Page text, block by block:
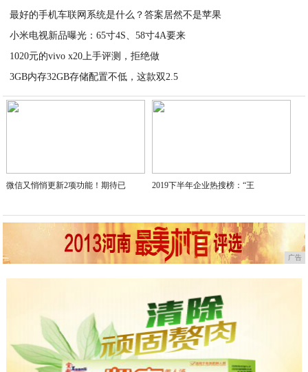
最好的手机车联网系统是什么？答案居然不是苹果
小米电视新品曝光：65寸4S、58寸4A要来
1020元的vivo x20上手评测，拒绝做
3GB内存32GB存储配置不低，这款双2.5
2021-03-04
微信又悄悄更新2项功能！期待已 2019下半年企业热搜榜：“王
广告